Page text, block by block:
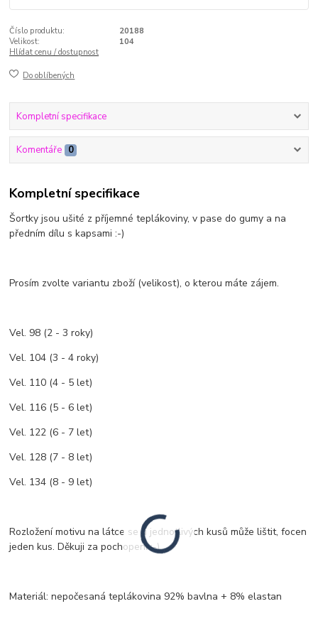
Číslo produktu:
20188
Velikost:
104
Hlídat cenu / dostupnost
Do oblíbených
Kompletní specifikace
Komentáře 0
Kompletní specifikace
Šortky jsou ušité z příjemné teplákoviny, v pase do gumy a na
předním dílu s kapsami :-)
Prosím zvolte variantu zboží (velikost), o kterou máte zájem.
Vel. 98 (2 - 3 roky)
Vel. 104 (3 - 4 roky)
Vel. 110 (4 - 5 let)
Vel. 116 (5 - 6 let)
Vel. 122 (6 - 7 let)
Vel. 128 (7 - 8 let)
Vel. 134 (8 - 9 let)
Rozložení motivu na látce se u jednotlivých kusů může lištit, focen
jeden kus. Děkuji za pochopení :-)
Materiál: nepočesaná teplákovina 92% bavlna + 8% elastan